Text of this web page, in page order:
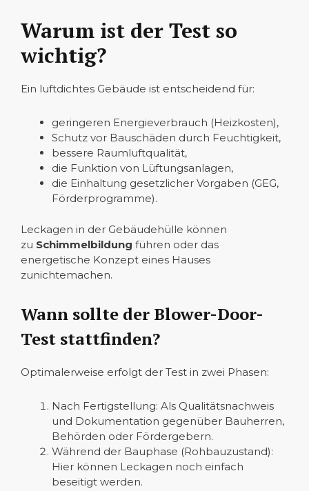
Warum ist der Test so
wichtig?
Ein luftdichtes Gebäude ist entscheidend für:
geringeren Energieverbrauch (Heizkosten),
Schutz vor Bauschäden durch Feuchtigkeit,
bessere Raumluftqualität,
die Funktion von Lüftungsanlagen,
die Einhaltung gesetzlicher Vorgaben (GEG,
Förderprogramme).
Leckagen in der Gebäudehülle können
zu Schimmelbildung führen oder das
energetische Konzept eines Hauses
zunichtemachen.
Wann sollte der Blower-Door-
Test stattfinden?
Optimalerweise erfolgt der Test in zwei Phasen:
Nach Fertigstellung: Als Qualitätsnachweis
und Dokumentation gegenüber Bauherren,
Behörden oder Fördergebern.
Während der Bauphase (Rohbauzustand):
Hier können Leckagen noch einfach
beseitigt werden.